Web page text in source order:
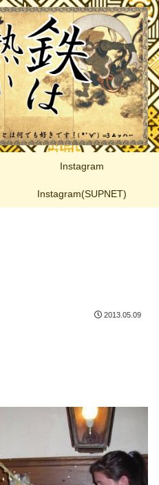
Instagram
Instagram(SUPNET)
2013.05.09